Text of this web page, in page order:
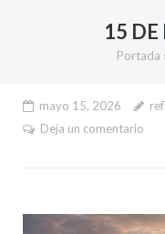
15
Portada
mayo 15, 2026
Deja un comentario